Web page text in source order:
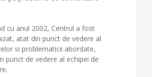
cu anul 2002, Centrul a fost
atat din punct de vedere al
si problematicii abordate,
punct de vedere al echipei de